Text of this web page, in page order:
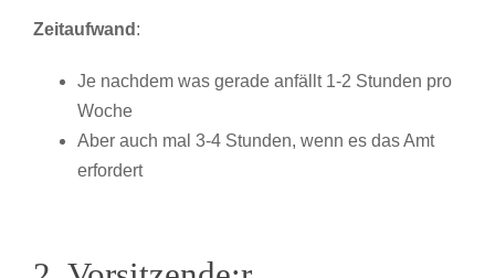
Zeitaufwand :
Je nachdem was gerade anfällt 1-2 Stunden pro
Woche
Aber auch mal 3-4 Stunden, wenn es das Amt
erfordert